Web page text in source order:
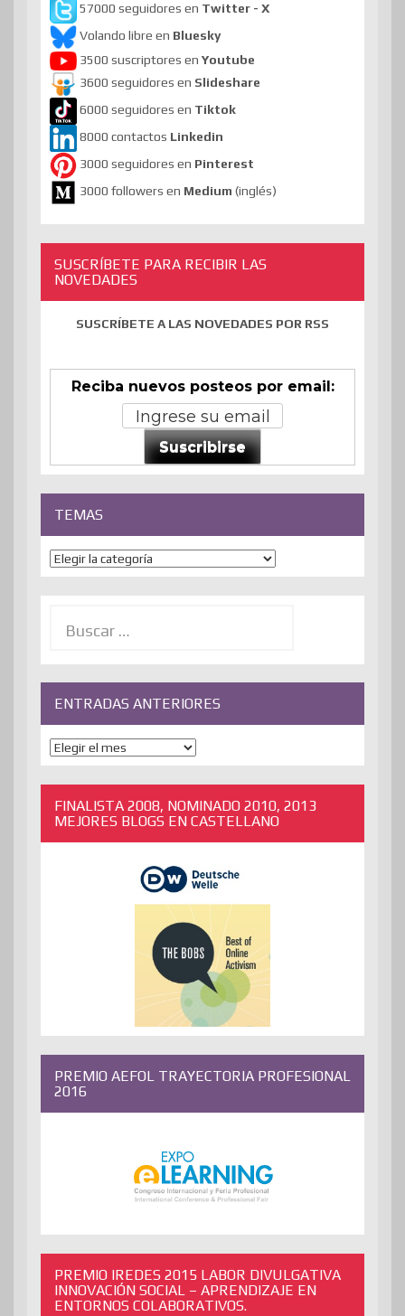
57000 seguidores en Twitter - X
Volando libre en Bluesky
3500 suscriptores en Youtube
3600 seguidores en Slideshare
6000 seguidores en Tiktok
8000 contactos Linkedin
3000 seguidores en Pinterest
3000 followers en Medium (inglés)
SUSCRÍBETE PARA RECIBIR LAS
NOVEDADES
SUSCRÍBETE A LAS NOVEDADES POR RSS
Reciba nuevos posteos por email:
Suscribirse
TEMAS
Temas
ENTRADAS ANTERIORES
ENTRADAS
ANTERIORES
FINALISTA 2008, NOMINADO 2010, 2013
MEJORES BLOGS EN CASTELLANO
PREMIO AEFOL TRAYECTORIA PROFESIONAL
2016
PREMIO IREDES 2015 LABOR DIVULGATIVA
INNOVACIÓN SOCIAL – APRENDIZAJE EN
ENTORNOS COLABORATIVOS.